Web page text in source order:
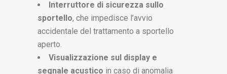
Interruttore di sicurezza sullo
sportello, che impedisce l’avvio
accidentale del trattamento a sportello
aperto.
Visualizzazione sul display e
segnale acustico in caso di anomalia